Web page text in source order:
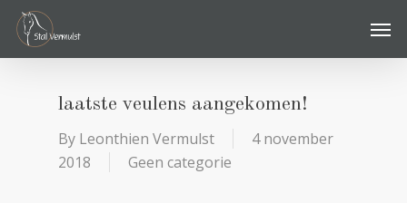
Skip
main
laatste veulens aangekomen!
By Leonthien Vermulst
4 november
2018
Geen categorie